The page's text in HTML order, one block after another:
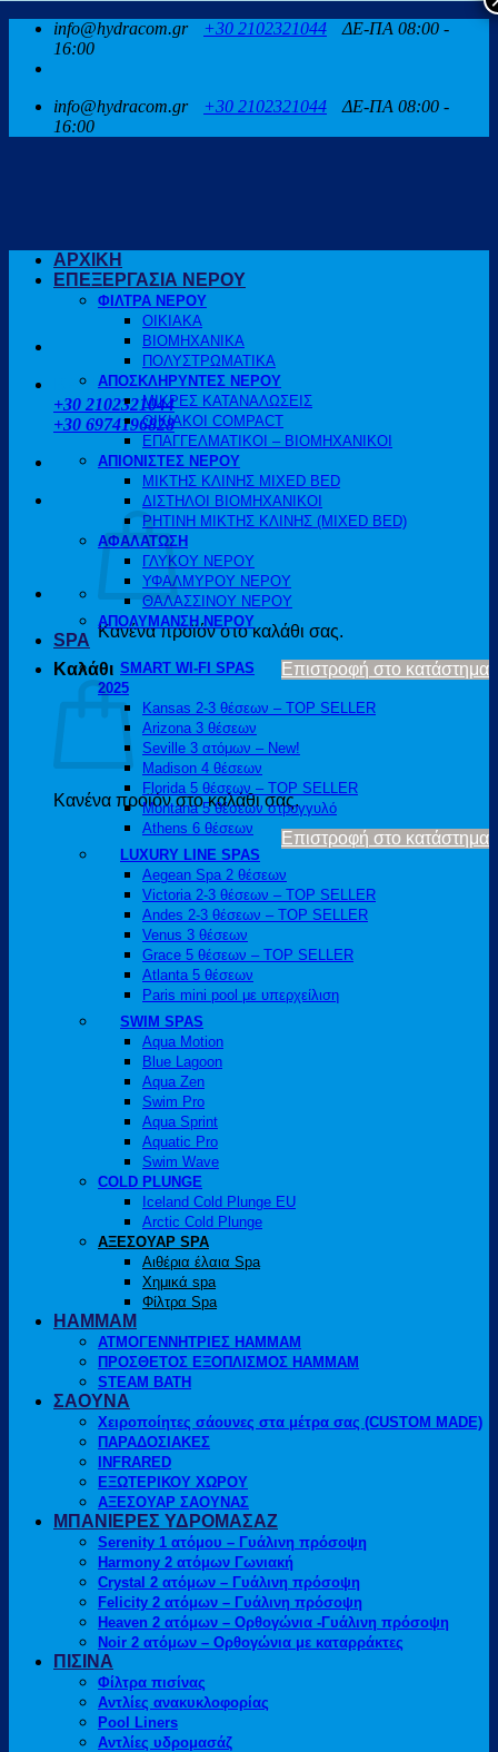
Μετάβαση
περιεχόμενο
info@hydracom.gr +30 2102321044
ΔΕ-ΠΑ 08:00 -
16:00
info@hydracom.gr +30 2102321044
ΔΕ-ΠΑ 08:00 -
16:00
ΚΑΛΕΣΤΕ ΜΑΣ
+30 2102321044
+30 6974196828
Κανένα προϊόν στο καλάθι σας.
Επιστροφή στο κατάστημα
Καλάθι
Κανένα προϊόν στο καλάθι σας.
Επιστροφή στο κατάστημα
ΑΡΧΙΚΗ
ΕΠΕΞΕΡΓΑΣΙΑ ΝΕΡΟΥ
ΦΙΛΤΡΑ ΝΕΡΟΥ
ΟΙΚΙΑΚΑ
ΒΙΟΜΗΧΑΝΙΚΑ
ΠΟΛΥΣΤΡΩΜΑΤΙΚΑ
ΑΠΟΣΚΛΗΡΥΝΤΕΣ ΝΕΡΟΥ
ΜΙΚΡΕΣ ΚΑΤΑΝΑΛΩΣΕΙΣ
ΟΙΚΙΑΚΟΙ COMPACT
ΕΠΑΓΓΕΛΜΑΤΙΚΟΙ – ΒΙΟΜΗΧΑΝΙΚΟΙ
ΑΠΙΟΝΙΣΤΕΣ ΝΕΡΟΥ
ΜΙΚΤΗΣ ΚΛΙΝΗΣ MIXED BED
ΔΙΣΤΗΛΟΙ ΒΙΟΜΗΧΑΝΙΚΟΙ
ΡΗΤΙΝΗ ΜΙΚΤΗΣ ΚΛΙΝΗΣ (MIXED BED)
ΑΦΑΛΑΤΩΣΗ
ΓΛΥΚΟΥ ΝΕΡΟΥ
ΥΦΑΛΜΥΡΟΥ ΝΕΡΟΥ
ΘΑΛΑΣΣΙΝΟΥ ΝΕΡΟΥ
ΑΠΟΛΥΜΑΝΣΗ ΝΕΡΟΥ
SPA
SMART WI-FI SPAS
2025
Kansas 2-3 θέσεων – TOP SELLER
Arizona 3 θέσεων
Seville 3 ατόμων – New!
Madison 4 θέσεων
Florida 5 θέσεων – TOP SELLER
Montana 5 θέσεων στρογγυλό
Athens 6 θέσεων
LUXURY LINE SPAS
Aegean Spa 2 θέσεων
Victoria 2-3 θέσεων – TOP SELLER
Andes 2-3 θέσεων – TOP SELLER
Venus 3 θέσεων
Grace 5 θέσεων – TOP SELLER
Atlanta 5 θέσεων
Paris mini pool με υπερχείλιση
SWIM SPAS
Aqua Motion
Blue Lagoon
Aqua Zen
Swim Pro
Aqua Sprint
Aquatic Pro
Swim Wave
COLD PLUNGE
Iceland Cold Plunge EU
Arctic Cold Plunge
ΑΞΕΣΟΥΑΡ SPA
Αιθέρια έλαια Spa
Χημικά spa
Φίλτρα Spa
HAMMAM
ΑΤΜΟΓΕΝΝΗΤΡΙΕΣ HAMMAM
ΠΡΟΣΘΕΤΟΣ ΕΞΟΠΛΙΣΜΟΣ HAMMAM
STEAM BATH
ΣΑΟΥΝΑ
Χειροποίητες σάουνες στα μέτρα σας (CUSTOM MADE)
ΠΑΡΑΔΟΣΙΑΚΕΣ
INFRARED
ΕΞΩΤΕΡΙΚΟΥ ΧΩΡΟΥ
ΑΞΕΣΟΥΑΡ ΣΑΟΥΝΑΣ
ΜΠΑΝΙΕΡΕΣ ΥΔΡΟΜΑΣΑΖ
Serenity 1 ατόμου – Γυάλινη πρόσοψη
Harmony 2 ατόμων Γωνιακή
Crystal 2 ατόμων – Γυάλινη πρόσοψη
Felicity 2 ατόμων – Γυάλινη πρόσοψη
Heaven 2 ατόμων – Ορθογώνια -Γυάλινη πρόσοψη
Noir 2 ατόμων – Ορθογώνια με καταρράκτες
ΠΙΣΙΝΑ
Φίλτρα πισίνας
Αντλίες ανακυκλοφορίας
Pool Liners
Αντλίες υδρομασάζ